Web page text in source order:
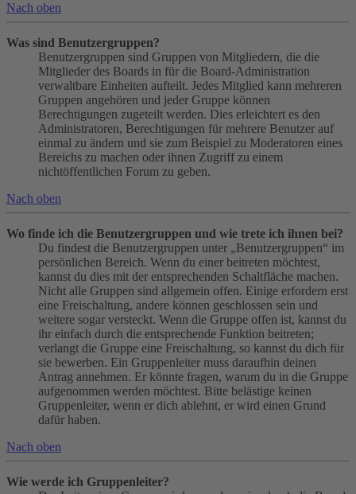
Nach oben
Was sind Benutzergruppen?
Benutzergruppen sind Gruppen von Mitgliedern, die die
Mitglieder des Boards in für die Board-Administration
verwaltbare Einheiten aufteilt. Jedes Mitglied kann mehreren
Gruppen angehören und jeder Gruppe können
Berechtigungen zugeteilt werden. Dies erleichtert es den
Administratoren, Berechtigungen für mehrere Benutzer auf
einmal zu ändern und sie zum Beispiel zu Moderatoren eines
Bereichs zu machen oder ihnen Zugriff zu einem
nichtöffentlichen Forum zu geben.
Nach oben
Wo finde ich die Benutzergruppen und wie trete ich ihnen bei?
Du findest die Benutzergruppen unter „Benutzergruppen“ im
persönlichen Bereich. Wenn du einer beitreten möchtest,
kannst du dies mit der entsprechenden Schaltfläche machen.
Nicht alle Gruppen sind allgemein offen. Einige erfordern erst
eine Freischaltung, andere können geschlossen sein und
weitere sogar versteckt. Wenn die Gruppe offen ist, kannst du
ihr einfach durch die entsprechende Funktion beitreten;
verlangt die Gruppe eine Freischaltung, so kannst du dich für
sie bewerben. Ein Gruppenleiter muss daraufhin deinen
Antrag annehmen. Er könnte fragen, warum du in die Gruppe
aufgenommen werden möchtest. Bitte belästige keinen
Gruppenleiter, wenn er dich ablehnt, er wird einen Grund
dafür haben.
Nach oben
Wie werde ich Gruppenleiter?